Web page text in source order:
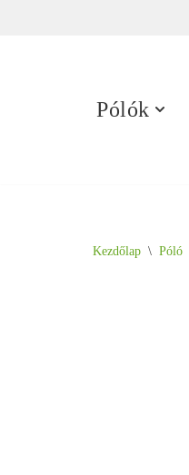
Pólók
Kezdőlap \ Póló